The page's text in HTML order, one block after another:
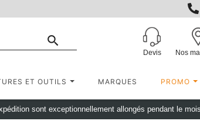

Devis Nos
ET OUTILS MARQUES PROMO
sont exceptionnellement allongés pendant le